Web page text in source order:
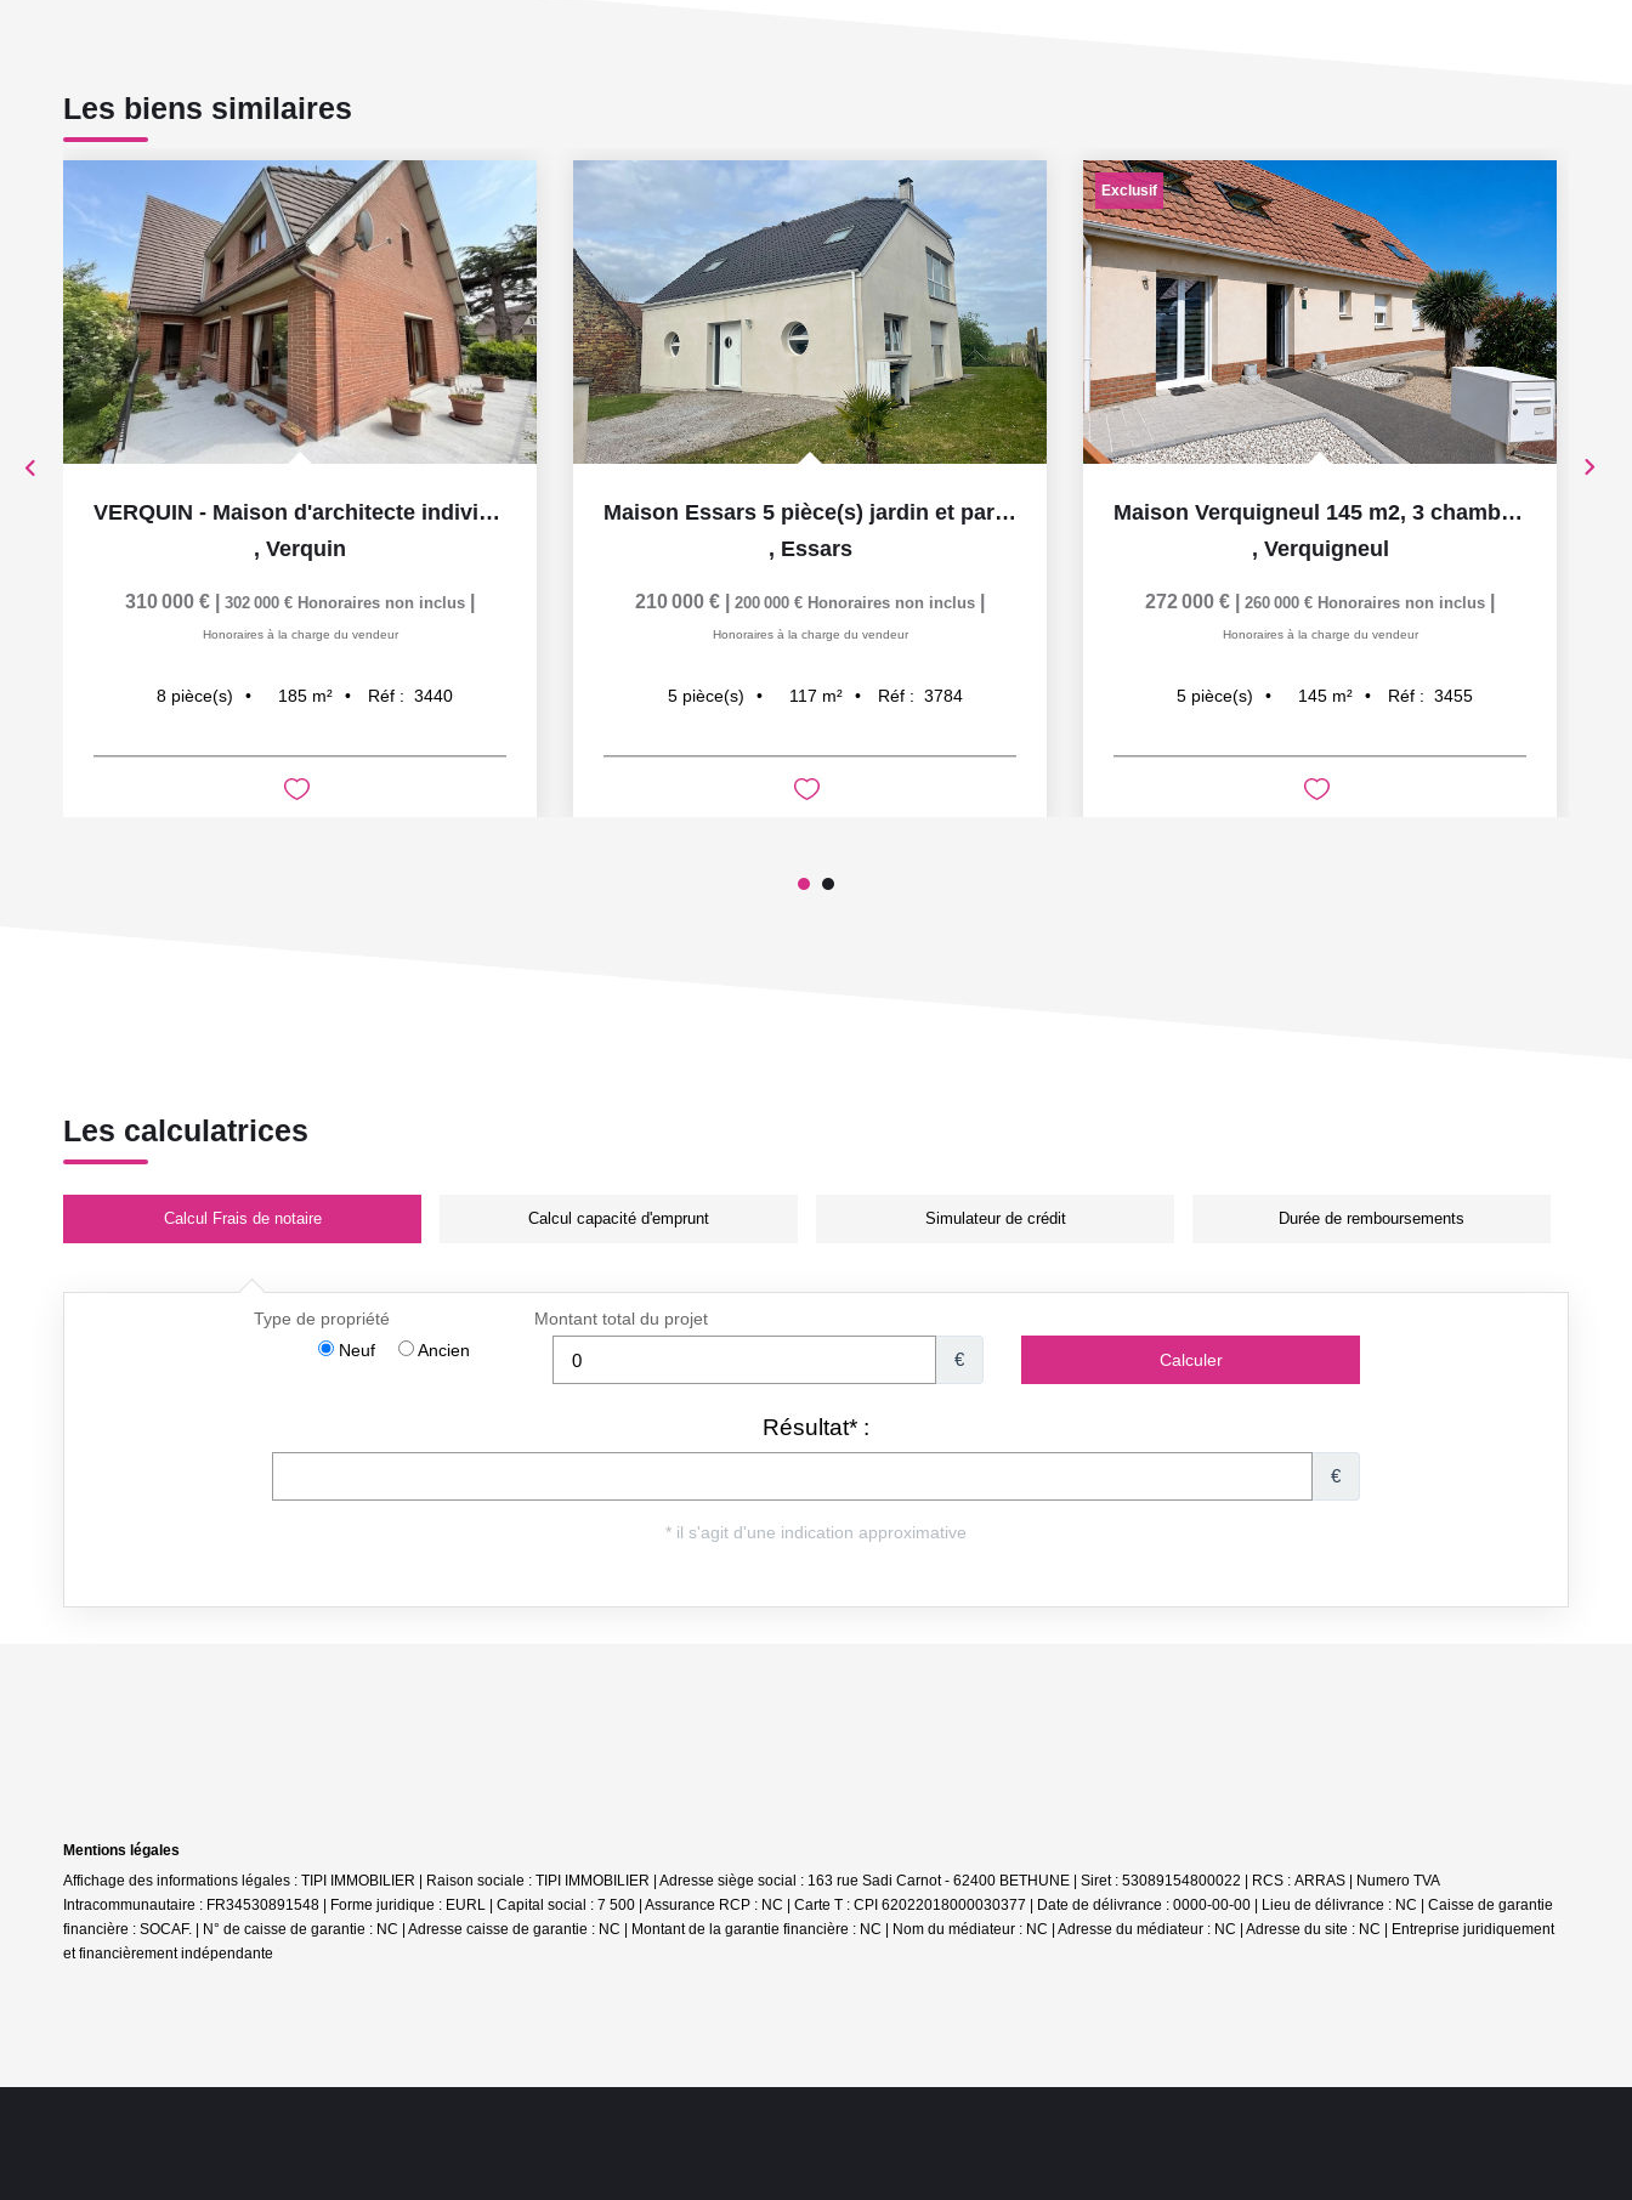
Les biens similaires
VERQUIN - Maison d'architecte individuelle en semi plain...
, Verquin
310 000 € 302 000 € Honoraires non inclus
Honoraires à la charge du vendeur
8 pièce(s) 185 m² Réf : 3440
Maison Essars 5 pièce(s) jardin et parking
, Essars
210 000 € 200 000 € Honoraires non inclus
Honoraires à la charge du vendeur
5 pièce(s) 117 m² Réf : 3784
Exclusif
Maison Verquigneul 145 m2, 3 chambres, garage et jardin.
, Verquigneul
272 000 € 260 000 € Honoraires non inclus
Honoraires à la charge du vendeur
5 pièce(s) 145 m² Réf : 3455
Les calculatrices
Calcul Frais de notaire Calcul capacité d'emprunt Simulateur de crédit Durée de remboursements
Mentions légales
Affichage des informations légales : TIPI IMMOBILIER | Raison sociale : TIPI IMMOBILIER | Adresse siège social : 163 rue Sadi Carnot - 62400 BETHUNE | Siret : 53089154800022 | RCS : ARRAS | Numero TVA
Intracommunautaire : FR34530891548 | Forme juridique : EURL | Capital social : 7 500 | Assurance RCP : NC | Carte T : CPI 62022018000030377 | Date de délivrance : 0000-00-00 | Lieu de délivrance : NC | Caisse de garantie
financière : SOCAF. | N° de caisse de garantie : NC | Adresse caisse de garantie : NC | Montant de la garantie financière : NC | Nom du médiateur : NC | Adresse du médiateur : NC | Adresse du site : NC | Entreprise juridiquement
et financièrement indépendante